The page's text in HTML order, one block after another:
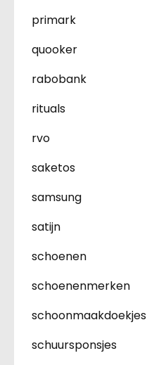
primark
quooker
rabobank
rituals
rvo
saketos
samsung
satijn
schoenen
schoenenmerken
schoonmaakdoekjes
schuursponsjes